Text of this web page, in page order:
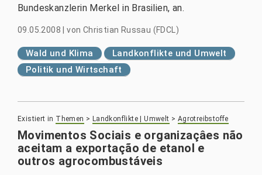
Bundeskanzlerin Merkel in Brasilien, an.
09.05.2008 |von Christian Russau (FDCL)
Wald und Klima
Landkonflikte und Umwelt
Politik und Wirtschaft
Existiert in Themen > Landkonflikte | Umwelt > Agrotreibstoffe
Movimentos Sociais e organizaçâes não
aceitam a exportação de etanol e
outros agrocombustá­veis